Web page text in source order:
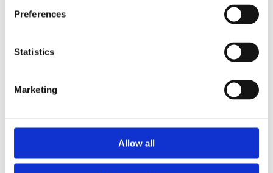
Preferences
Statistics
Marketing
Allow all
PL +48
конфіденційності.